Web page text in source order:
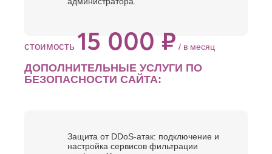
стоимость 15 000 ₽ / в месяц
ДОПОЛНИТЕЛЬНЫЕ УСЛУГИ ПО
БЕЗОПАСНОСТИ САЙТА:
Защита от DDoS-атак: подключение и
настройка сервисов фильтрации